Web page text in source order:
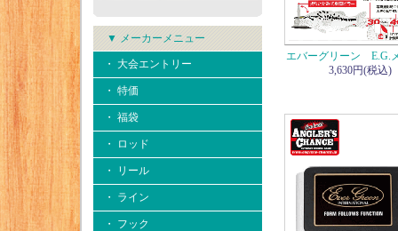
▼ メーカーメニュー
・ 大会エントリー
・ 特価
・ 福袋
・ ロッド
・ リール
・ ライン
・ フック
エバーグリーン E.G.
3,630円(税込)